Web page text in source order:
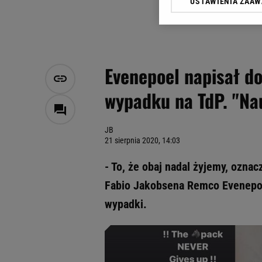
Evenepoel napisał
wypadku na TdP.
JB
21 sierpnia 2020, 14:03
- To, że obaj nadal żyjemy,
Fabio Jakobsena Remco
wypadki.
Klikając „Akceptuję”
Zaufanych Partnerów i
My, nasi Zaufani
Użycie dokładnych
Przechowywanie